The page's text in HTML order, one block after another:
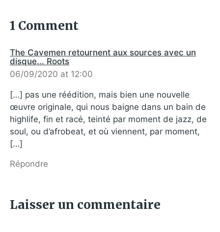
1 Comment
The Cavemen retournent aux sources avec un
disque... Roots
06/09/2020 at 12:00
[…] pas une réédition, mais bien une nouvelle
œuvre originale, qui nous baigne dans un bain de
highlife, fin et racé, teinté par moment de jazz, de
soul, ou d’afrobeat, et où viennent, par moment,
[…]
Répondre
Laisser un commentaire